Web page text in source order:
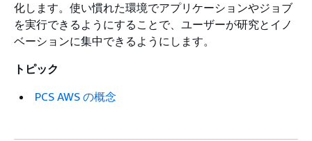
化します。使い慣れた環境でアプリケーションやジョブ
を実行できるようにすることで、ユーザーが研究とイノ
ベーションに集中できるようにします。
トピック
PCS AWS の概念